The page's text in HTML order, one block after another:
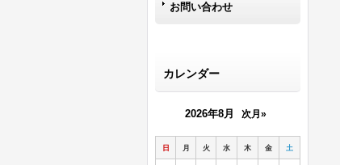
お問い合わせ
カレンダー
2026年8月 次月»
日 月 火 水 木 金 土